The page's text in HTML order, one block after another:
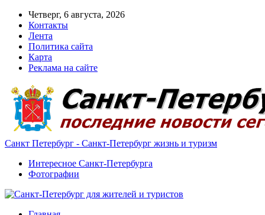
Четверг, 6 августа, 2026
Контакты
Лента
Политика сайта
Карта
Реклама на сайте
Санкт Петербург - Санкт-Петербург жизнь и туризм
Интересное Санкт-Петербурга
Фотографии